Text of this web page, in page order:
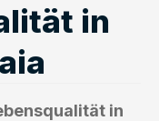
in
in